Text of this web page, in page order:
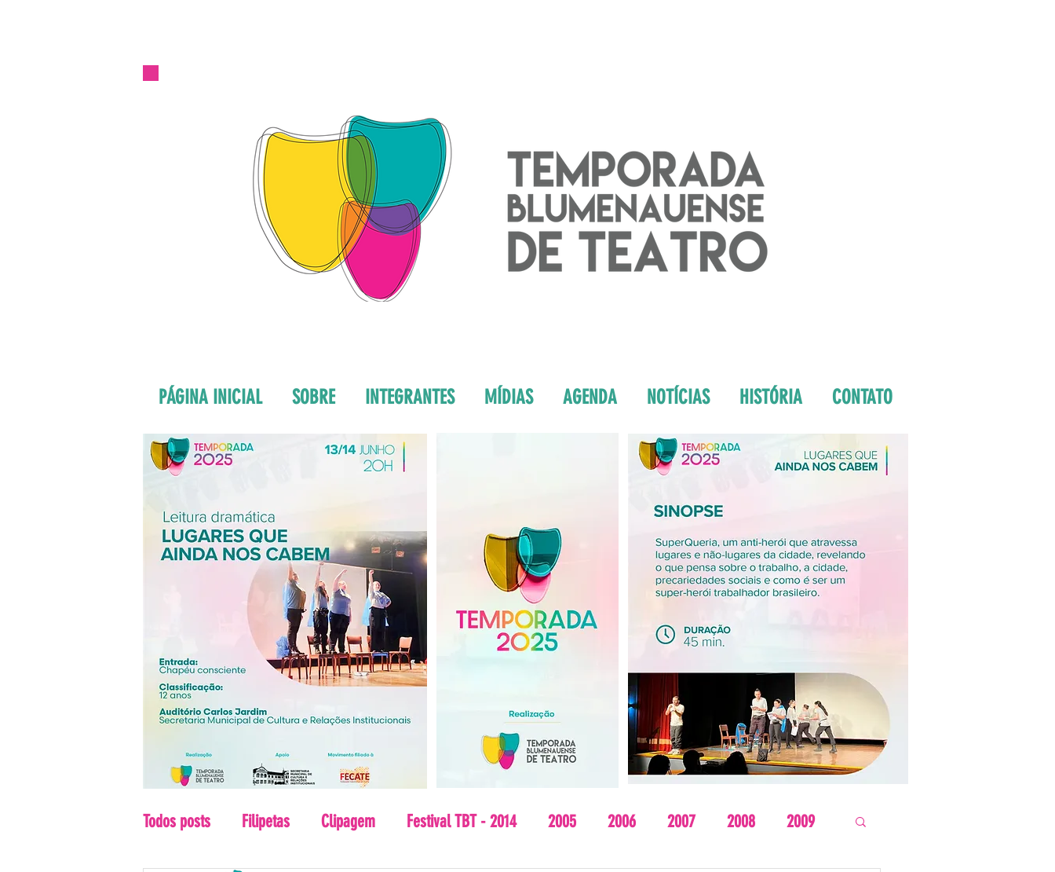
PÁGINA INICIAL SOBRE INTEGRANTES MÍDIAS AGENDA NOTÍCIAS HISTÓRIA CONTATO
Todos posts Filipetas Clipagem Festival TBT - 2014 2005 2006 2007 2008 2009